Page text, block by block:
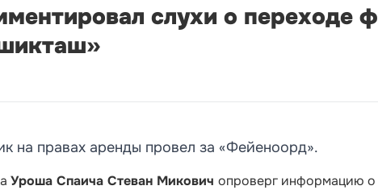
слухи о переходе
на правах аренды провел за «Фейеноорд».
Уроша Спаича Стеван Микович опроверг информацию о